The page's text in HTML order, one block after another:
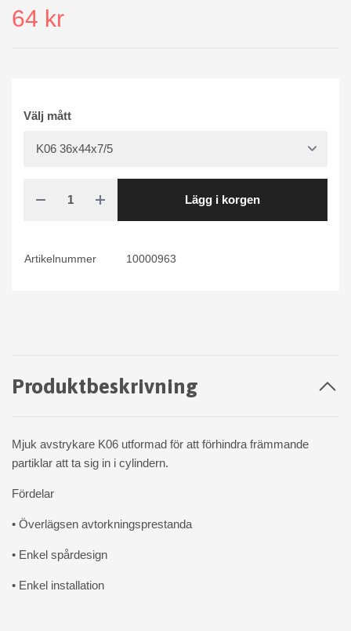
64 kr
Välj mått
Lägg i korgen
Artikelnummer 10000963
Produktbeskrivning
Mjuk avstrykare K06 utformad för att förhindra främmande
partiklar att ta sig in i cylindern.
Fördelar
• Överlägsen avtorkningsprestanda
• Enkel spårdesign
• Enkel installation